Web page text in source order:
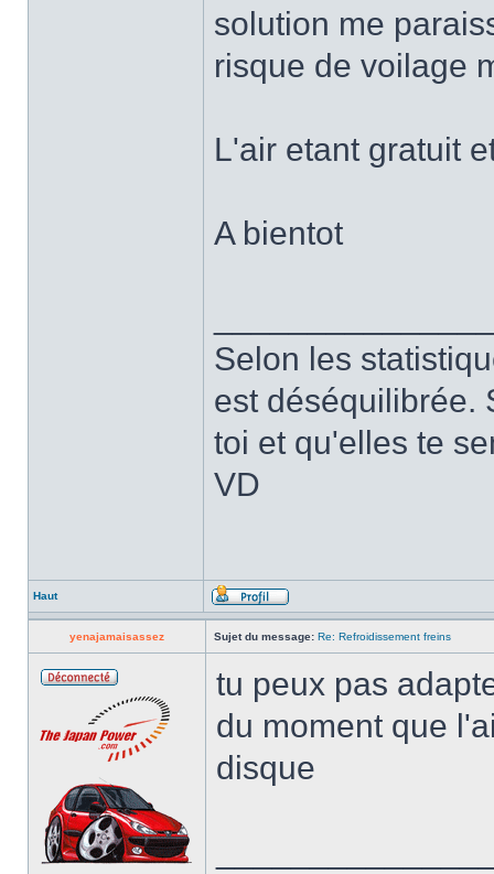
solution me
risque de voilage
L'air etant gratuit
A bientot
Selon les
est déséquilibrée.
toi et qu'elles te
VD
Haut
yenajamaisassez Sujet du message: Re: Refroidissement freins
tu peux pas
du moment que
disque